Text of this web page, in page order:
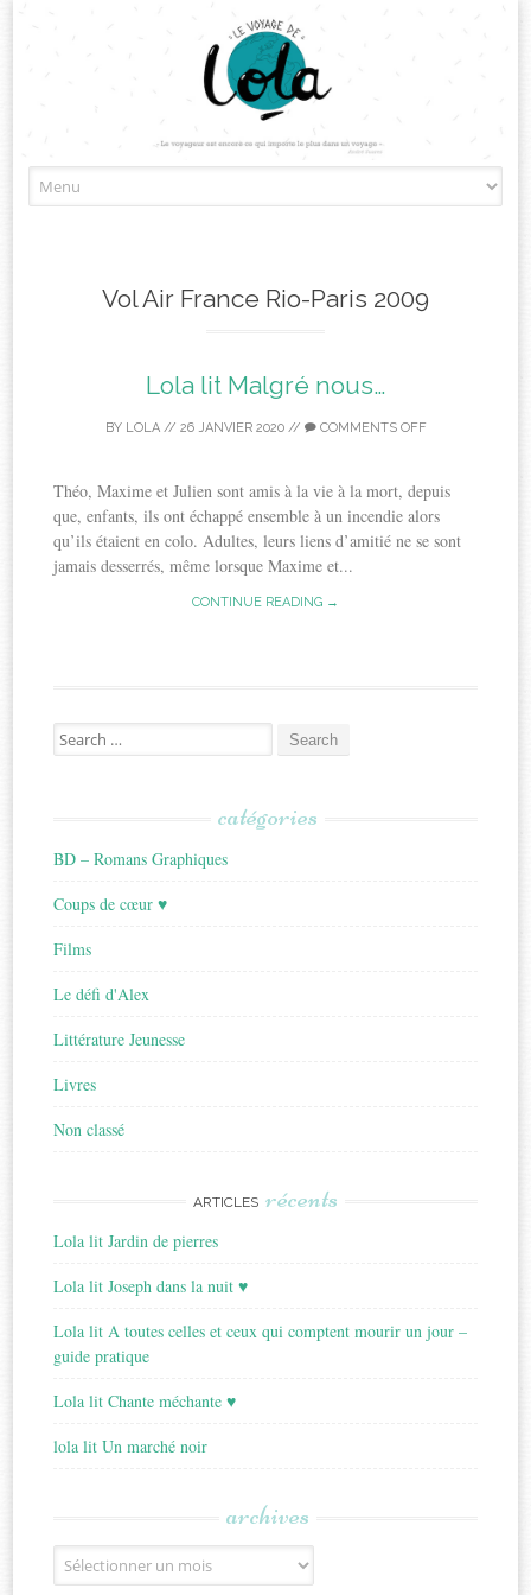
to
Vol Air France Rio-Paris 2009
Lola lit Malgré nous…
BY LOLA// 26 JANVIER 2020// COMMENTS OFF
Théo, Maxime et Julien sont amis à la vie à la mort, depuis
que, enfants, ils ont échappé ensemble à un incendie alors
qu’ils étaient en colo. Adultes, leurs liens d’amitié ne se sont
jamais desserrés, même lorsque Maxime et...
CONTINUE READING →
Search
for:
catégories
BD – Romans Graphiques
Coups de cœur ♥
Films
Le défi d'Alex
Littérature Jeunesse
Livres
Non classé
ARTICLES récents
Lola lit Jardin de pierres
Lola lit Joseph dans la nuit ♥
Lola lit A toutes celles et ceux qui comptent mourir un jour –
guide pratique
Lola lit Chante méchante ♥
lola lit Un marché noir
archives
Archives